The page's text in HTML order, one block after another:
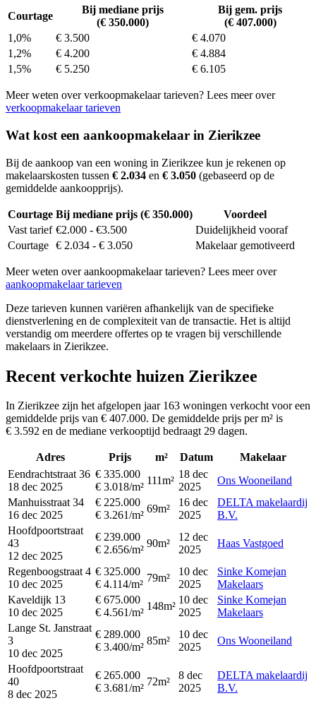
Courtage
Bij mediane prijs
(€ 350.000)
Bij gem. prijs
(€ 407.000)
1,0%
€ 3.500
€ 4.070
1,2%
€ 4.200
€ 4.884
1,5%
€ 5.250 € 6.105
Meer weten over verkoopmakelaar tarieven? Lees meer over
verkoopmakelaar tarieven
Wat kost een aankoopmakelaar in Zierikzee
Bij de aankoop van een woning in Zierikzee kun je rekenen op
makelaarskosten tussen € 2.034 en € 3.050 (gebaseerd op de
gemiddelde aankoopprijs).
Courtage Bij mediane prijs (€ 350.000)
Voordeel
Vast tarief €2.000 - €3.500
Duidelijkheid vooraf
Courtage € 2.034 - € 3.050 Makelaar gemotiveerd
Meer weten over aankoopmakelaar tarieven? Lees meer over
aankoopmakelaar tarieven
Deze tarieven kunnen variëren afhankelijk van de specifieke
dienstverlening en de complexiteit van de transactie. Het is altijd
verstandig om meerdere offertes op te vragen bij verschillende
makelaars in Zierikzee.
Recent verkochte huizen Zierikzee
In Zierikzee zijn het afgelopen jaar 163 woningen verkocht voor een
gemiddelde prijs van € 407.000. De gemiddelde prijs per m² is
€ 3.592 en de mediane verkooptijd bedraagt 29 dagen.
Adres Prijs m² Datum
Makelaar
Eendrachtstraat 36
18 dec 2025
€ 335.000
€ 3.018/m²
111m²
18 dec
2025
Ons Wooneiland
Manhuisstraat 34
16 dec 2025
€ 225.000
€ 3.261/m²
69m²
16 dec
2025
DELTA makelaardij
B.V.
Hoofdpoortstraat
43
12 dec 2025
€ 239.000
€ 2.656/m²
90m²
12 dec
2025
Haas Vastgoed
Regenboogstraat 4
10 dec 2025
€ 325.000
€ 4.114/m²
79m²
10 dec
2025
Sinke Komejan
Makelaars
Kaveldijk 13
10 dec 2025
€ 675.000
€ 4.561/m²
148m²
10 dec
2025
Sinke Komejan
Makelaars
Lange St. Janstraat
3
10 dec 2025
€ 289.000
€ 3.400/m²
85m²
10 dec
2025
Ons Wooneiland
Hoofdpoortstraat
40
8 dec 2025
€ 265.000
€ 3.681/m²
72m²
8 dec
2025
DELTA makelaardij
B.V.